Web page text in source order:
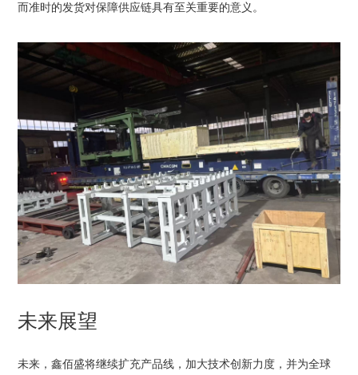
而准时的发货对保障供应链具有至关重要的意义。
未来展望
未来，鑫佰盛将继续扩充产品线，加大技术创新力度，并为全球